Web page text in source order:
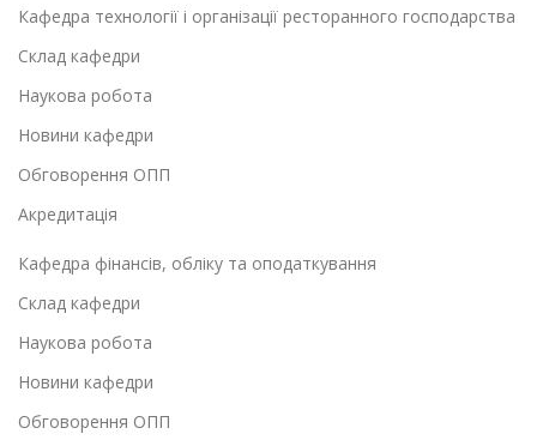
Кафедра технології і організації ресторанного господарства
Склад кафедри
Наукова робота
Новини кафедри
Обговорення ОПП
Акредитація
Кафедра фінансів, обліку та оподаткування
Склад кафедри
Наукова робота
Новини кафедри
Обговорення ОПП